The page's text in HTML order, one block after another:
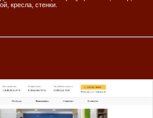
кресла, стенки.